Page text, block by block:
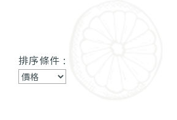
排序條件 :